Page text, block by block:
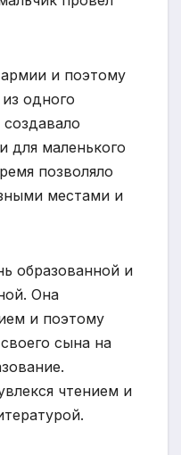
и поэтому
одного
для маленького
позволяло
местами и
образованной и
Она
и поэтому
сына на
чтением и